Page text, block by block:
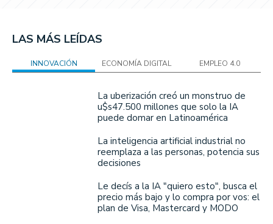
LAS MÁS LEÍDAS
INNOVACIÓN ECONOMÍA DIGITAL EMPLEO 4.0
La uberización creó un monstruo de
u$s47.500 millones que solo la IA
puede domar en Latinoamérica
La inteligencia artificial industrial no
reemplaza a las personas, potencia sus
decisiones
Le decís a la IA "quiero esto", busca el
precio más bajo y lo compra por vos: el
plan de Visa, Mastercard y MODO